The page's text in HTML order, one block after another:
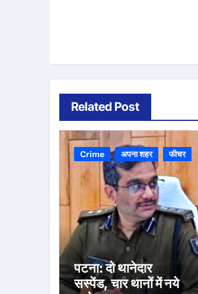
Related Post
Crime अपना शहर फीचर
पटना: दो थानेदार
सस्पेंड, चार थानों में नये